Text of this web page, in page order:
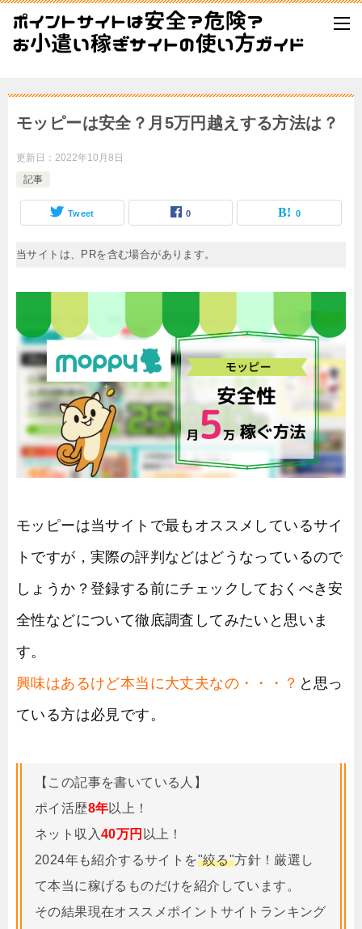
モッピーは安全？月5万円越えする方法は？
更新日： 2022年10月8日
記事
Tweet 0 0
当サイトは、PRを含む場合があります。
モッピーは当サイトで最もオススメしているサイ
トですが，実際の評判などはどうなっているので
しょうか？登録する前にチェックしておくべき安
全性などについて徹底調査してみたいと思いま
す。
興味はあるけど本当に大丈夫なの・・・？ と思っ
ている方は必見です。
【この記事を書いている人】
ポイ活歴8年以上！
ネット収入40万円 以上！
2024年も紹介するサイトを"絞る"方針！厳選し
て本当に稼げるものだけを紹介しています。
その結果現在オススメポイントサイトランキング